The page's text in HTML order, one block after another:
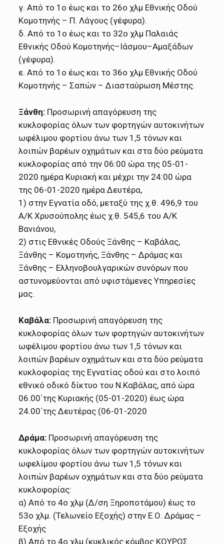
γ. Από το 1ο έως και το 26ο χλμ Εθνικής Οδού
Κομοτηνής – Π. Λάγους (γέφυρα).
δ. Από το 1ο έως και το 32ο χλμ Παλαιάς
Εθνικής Οδού Κομοτηνής–Ιάσμου–Αμαξάδων
(γέφυρα).
ε. Από το 1ο έως και το 36ο χλμ Εθνικής Οδού
Κομοτηνής – Σαπών – Διασταύρωση Μέστης.
Ξάνθη: Προσωρινή απαγόρευση της
κυκλοφορίας όλων των φορτηγών αυτοκινήτων
ωφέλιμου φορτίου άνω των 1,5 τόνων και
λοιπών βαρέων οχημάτων και στα δύο ρεύματα
κυκλοφορίας από την 06:00 ώρα της 05-01-
2020 ημέρα Κυριακή και μέχρι την 24:00 ώρα
της 06-01-2020 ημέρα Δευτέρα,
1) στην Εγνατία οδό, μεταξύ της χ.θ. 496,9 του
Α/Κ Χρυσούπολης έως χ.θ. 545,6 του Α/Κ
Βανιάνου,
2) στις Εθνικές Οδούς Ξάνθης – Καβάλας,
Ξάνθης – Κομοτηνής, Ξάνθης – Δράμας και
Ξάνθης – Ελληνοβουλγαρικών συνόρων που
αστυνομεύονται από υφιστάμενες Υπηρεσίες
μας.
Καβάλα: Προσωρινή απαγόρευση της
κυκλοφορίας όλων των φορτηγών αυτοκινήτων
ωφέλιμου φορτίου άνω των 1,5 τόνων και
λοιπών βαρέων οχημάτων και στα δύο ρεύματα
κυκλοφορίας της Εγνατίας οδού και στο λοιπό
εθνικό οδικό δίκτυο του Ν.Καβάλας, από ώρα
06.00΄της Κυριακής (05-01-2020) έως ώρα
24.00΄της Δευτέρας (06-01-2020
Δράμα: Προσωρινή απαγόρευση της
κυκλοφορίας όλων των φορτηγών αυτοκινήτων
ωφελίμου φορτίου άνω των 1,5 τόνων και
λοιπών βαρέων οχημάτων και στα δύο ρεύματα
κυκλοφορίας:
α) Από το 4ο χλμ (Δ/ση Ξηροποτάμου) έως το
53ο χλμ. (Τελωνείο Εξοχής) στην Ε.Ο. Δράμας –
Εξοχής
β) Από το 4ο χλμ (κυκλικός κόμβος ΚΟΥΡΟΣ